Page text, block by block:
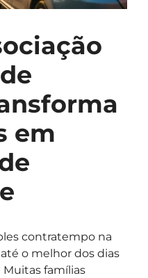
em
contratempo na
o melhor dos dias
famílias